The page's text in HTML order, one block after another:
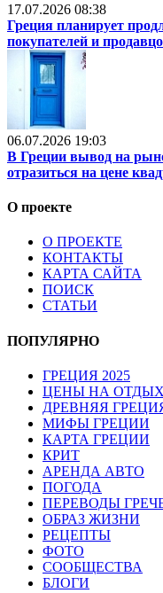
17.07.2026 08:38
Греция планирует
покупателей и
06.07.2026 19:03
В Греции вывод на
отразиться на цене
О проекте
О ПРОЕКТЕ
КОНТАКТЫ
КАРТА САЙТА
ПОИСК
СТАТЬИ
ПОПУЛЯРНО
ГРЕЦИЯ 2025
ЦЕНЫ НА ОТДЫХ
ДРЕВНЯЯ
МИФЫ ГРЕЦИИ
КАРТА ГРЕЦИИ
КРИТ
АРЕНДА АВТО
ПОГОДА
ПЕРЕВОДЫ
ОБРАЗ ЖИЗНИ
РЕЦЕПТЫ
ФОТО
СООБЩЕСТВА
БЛОГИ